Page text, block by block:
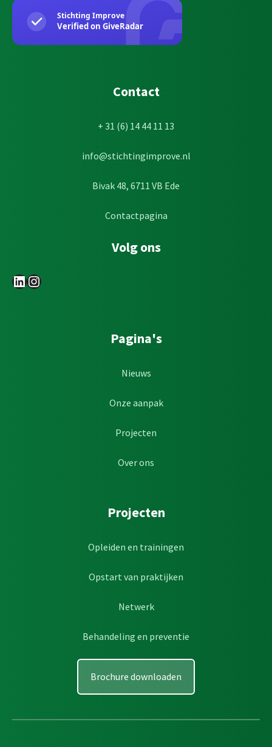
Contact
+ 31 (6) 14 44 11 13
info@stichtingimprove.nl
Bivak 48, 6711 VB Ede
Contactpagina
Volg ons
LinkedIn
Instagram
Pagina's
Nieuws
Onze aanpak
Projecten
Over ons
Projecten
Opleiden en trainingen
Opstart van praktijken
Netwerk
Behandeling en preventie
Brochure downloaden